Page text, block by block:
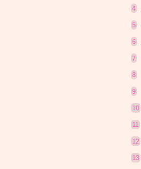
4
5
6
7
8
9
10
11
12
13